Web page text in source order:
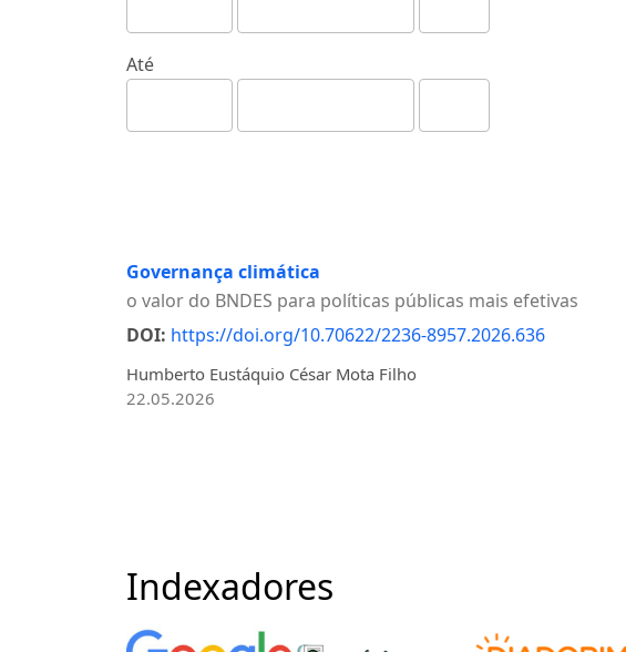
Até
Governança climática
o valor do BNDES para políticas públicas mais efetivas
DOI: https://doi.org/10.70622/2236-8957.2026.636
Humberto Eustáquio César Mota Filho
22.05.2026
Indexadores